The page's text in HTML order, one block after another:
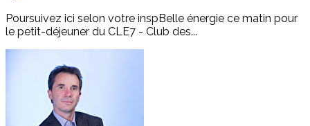
Poursuivez ici selon votre inspBelle énergie ce matin pour
le petit-déjeuner du CLE7 - Club des...